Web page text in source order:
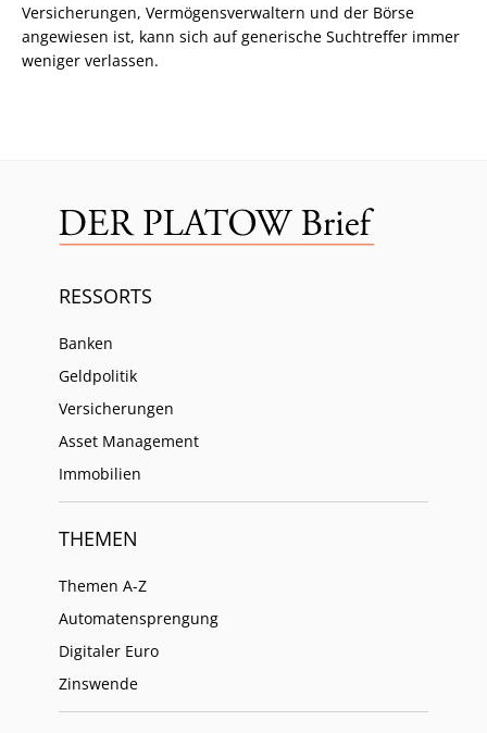
Versicherungen, Vermögensverwaltern und der Börse
angewiesen ist, kann sich auf generische Suchtreffer immer
weniger verlassen.
RESSORTS
Banken
Geldpolitik
Versicherungen
Asset Management
Immobilien
THEMEN
Themen A-Z
Automatensprengung
Digitaler Euro
Zinswende